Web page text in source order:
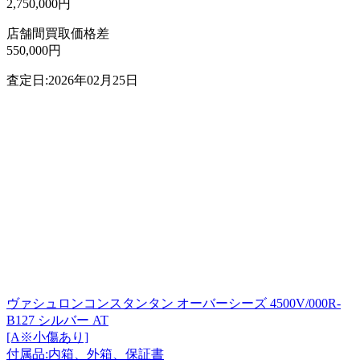
2,750,000円
店舗間買取価格差
550,000円
査定日:2026年02月25日
ヴァシュロンコンスタンタン オーバーシーズ 4500V/000R-
B127 シルバー AT
[A※小傷あり]
付属品:内箱、外箱、保証書